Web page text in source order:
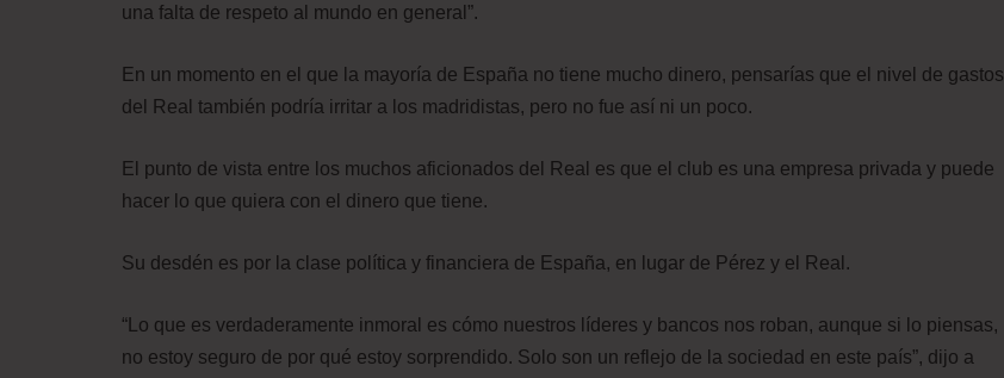
una falta de respeto al mundo en general”.
En un momento en el que la mayoría de España no tiene mucho dinero, pensarías que el nivel de gastos
del Real también podría irritar a los madridistas, pero no fue así ni un poco.
El punto de vista entre los muchos aficionados del Real es que el club es una empresa privada y puede
hacer lo que quiera con el dinero que tiene.
Su desdén es por la clase política y financiera de España, en lugar de Pérez y el Real.
“Lo que es verdaderamente inmoral es cómo nuestros líderes y bancos nos roban, aunque si lo piensas,
no estoy seguro de por qué estoy sorprendido. Solo son un reflejo de la sociedad en este país”, dijo a